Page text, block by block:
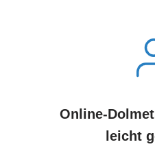
Online-
leicht